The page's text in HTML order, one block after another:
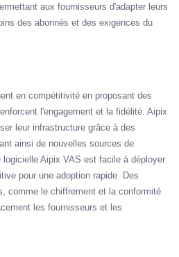
aux fournisseurs d'adapter leurs
des abonnés et des exigences du
en compétitivité en proposant des
l'engagement et la fidélité. Aipix
leur infrastructure grâce à des
ainsi de nouvelles sources de
Aipix VAS est facile à déployer
pour une adoption rapide. Des
comme le chiffrement et la conformité
les fournisseurs et les